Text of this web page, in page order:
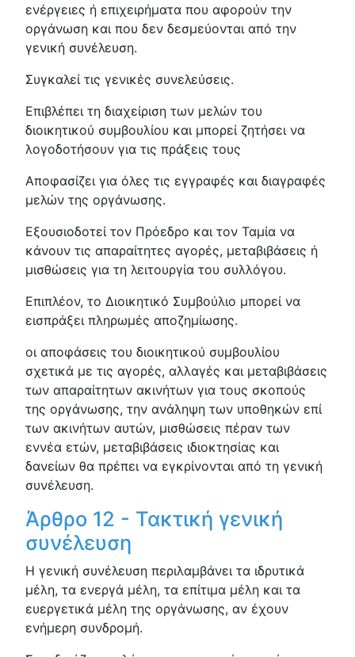
ενέργειες ή επιχειρήματα που αφορούν την
οργάνωση και που δεν δεσμεύονται από την
γενική συνέλευση.
Συγκαλεί τις γενικές συνελεύσεις.
Επιβλέπει τη διαχείριση των μελών του
διοικητικού συμβουλίου και μπορεί ζητήσει να
λογοδοτήσουν για τις πράξεις τους
Αποφασίζει για όλες τις εγγραφές και διαγραφές
μελών της οργάνωσης.
Εξουσιοδοτεί τον Πρόεδρο και τον Ταμία να
κάνουν τις απαραίτητες αγορές, μεταβιβάσεις ή
μισθώσεις για τη λειτουργία του συλλόγου.
Επιπλέον, το Διοικητικό Συμβούλιο μπορεί να
εισπράξει πληρωμές αποζημίωσης.
οι αποφάσεις του διοικητικού συμβουλίου
σχετικά με τις αγορές, αλλαγές και μεταβιβάσεις
των απαραίτητων ακινήτων για τους σκοπούς
της οργάνωσης, την ανάληψη των υποθηκών επί
των ακινήτων αυτών, μισθώσεις πέραν των
εννέα ετών, μεταβιβάσεις ιδιοκτησίας και
δανείων θα πρέπει να εγκρίνονται από τη γενική
συνέλευση.
Άρθρο 12 - Τακτική γενική
συνέλευση
Η γενική συνέλευση περιλαμβάνει τα ιδρυτικά
μέλη, τα ενεργά μέλη, τα επίτιμα μέλη και τα
ευεργετικά μέλη της οργάνωσης, αν έχουν
ενήμερη συνδρομή.